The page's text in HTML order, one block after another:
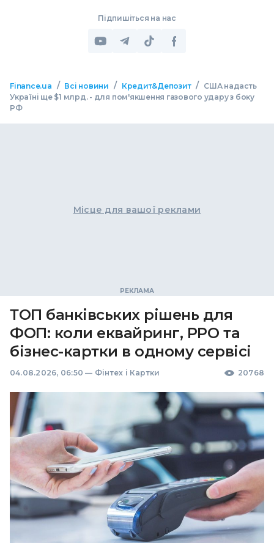
Підпишіться на нас
Finance.ua / Всі новини / Кредит&Депозит / США надасть
Україні ще $1 млрд. - для пом'якшення газового удару з боку
РФ
Місце для вашої реклами
ТОП банківських рішень для
ФОП: коли еквайринг, РРО та
бізнес-картки в одному сервісі
04.08.2026, 06:50 — Фінтех і Картки 20768